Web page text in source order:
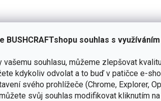
BUSHCRAFTshopu souhlas s
vašemu souhlasu, můžeme zlepšovat
kdykoliv odvolat a to buď v patičce e-
svého prohlížeče (Chrome, Explorer,
svůj souhlas modifikovat kliknutím
let
táboření, turistika nebo horolezectví, ale
organizací na celém světě. Tento